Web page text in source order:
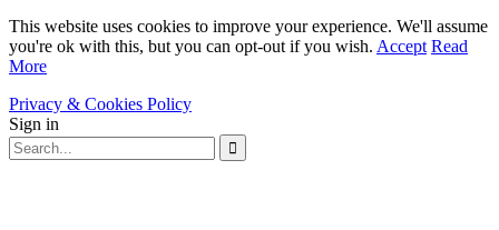
This website uses cookies to improve your experience. We'll assume
you're ok with this, but you can opt-out if you wish. Accept Read
More
Privacy & Cookies Policy
Sign in